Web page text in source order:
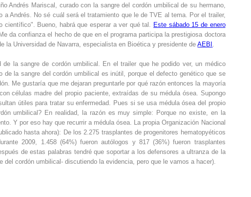
Andrés Mariscal, curado con la sangre del cordón umbilical de su hermano,
Andrés. No sé cuál será el tratamiento que le de TVE al tema. Por el trailer,
Bueno, habrá que esperar a ver qué tal.
Este sábado 15 de enero
da confianza el hecho de que en el programa participa la prestigiosa doctora
la Universidad de Navarra, especialista en Bioética y presidente deAEBI
la sangre de cordón umbilical. En el trailer que he podido ver, un médico
la sangre del cordón umbilical es inútil, porque el defecto genético que se
Me gustaría que me dejaran preguntarle por qué razón entonces la mayoría
células madre del propio paciente, extraídas de su médula ósea. Supongo
útiles para tratar su enfermedad. Pues si se usa médula ósea del propio
umbilical? En realidad, la razón es muy simple: Porque no existe, en la
Y por eso hay que recurrir a médula ósea. La propia Organización Nacional
hasta ahora): De los 2.275 trasplantes de progenitores hematopyéticos
2009, 1.458 (64%) fueron autólogos y 817 (36%) fueron trasplantes
de estas palabras tendré que soportar a los defensores a ultranza de la
cordón umbilical- discutiendo la evidencia, pero que le vamos a hacer).